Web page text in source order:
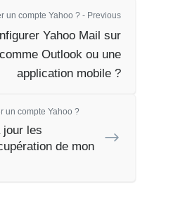
un compte Yahoo ? - Previous
Yahoo Mail sur
Outlook ou une
application mobile ?
un compte Yahoo ?
jour les
de mon